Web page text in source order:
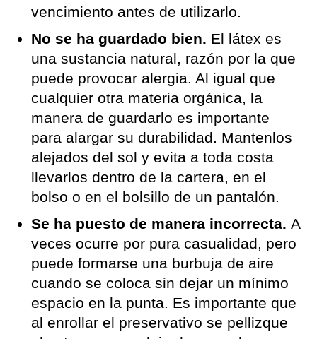
vencimiento antes de utilizarlo.
No se ha guardado bien. El látex es
una sustancia natural, razón por la que
puede provocar alergia. Al igual que
cualquier otra materia orgánica, la
manera de guardarlo es importante
para alargar su durabilidad. Mantenlos
alejados del sol y evita a toda costa
llevarlos dentro de la cartera, en el
bolso o en el bolsillo de un pantalón.
Se ha puesto de manera incorrecta.A
veces ocurre por pura casualidad, pero
puede formarse una burbuja de aire
cuando se coloca sin dejar un mínimo
espacio en la punta. Es importante que
al enrollar el preservativo se pellizque